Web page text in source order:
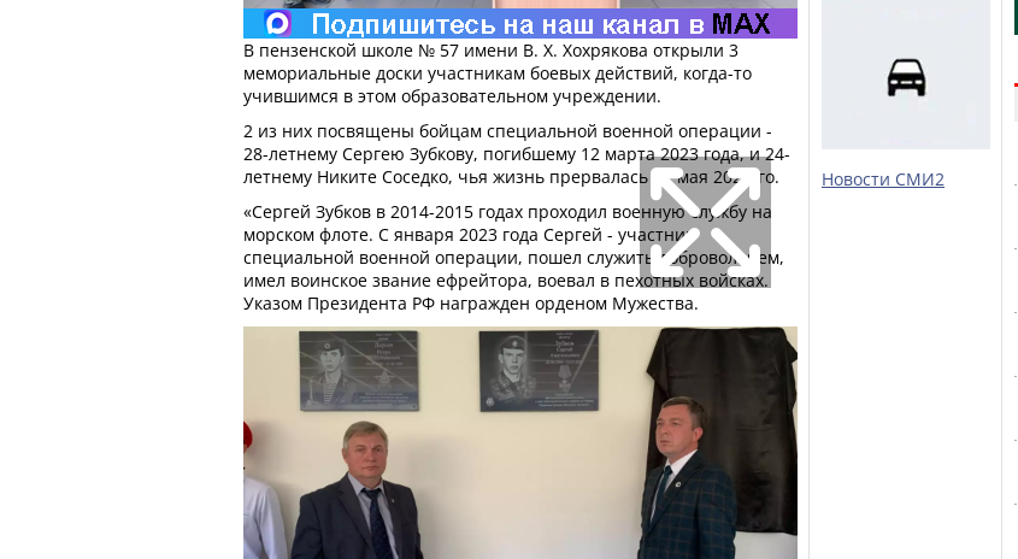
В пензенской школе № 57 имени В. Х. Хохрякова открыли 3
мемориальные доски участникам боевых действий, когда-то
учившимся в этом образовательном учреждении.
2 из них посвящены бойцам специальной военной операции -
28-летнему Сергею Зубкову, погибшему 12 марта 2023 года, и 24-
летнему Никите Соседко, чья жизнь прервалась 27 мая 2024-го.
«Сергей Зубков в 2014-2015 годах проходил военную службу на
морском флоте. С января 2023 года Сергей - участник
специальной военной операции, пошел служить добровольцем,
имел воинское звание ефрейтора, воевал в пехотных войсках.
Указом Президента РФ награжден орденом Мужества.
Новости СМИ2